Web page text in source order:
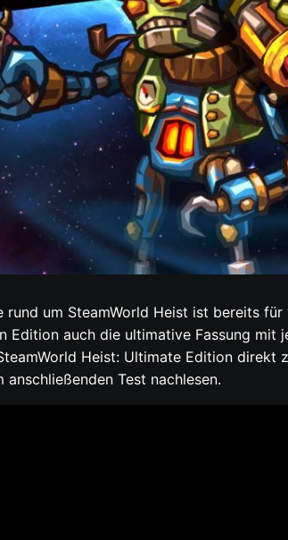
um SteamWorld Heist ist bereits
Edition auch die ultimative Fassung
Heist: Ultimate Edition
Test nachlesen.